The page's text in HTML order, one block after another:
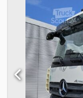
Laderaumlänge:
Laderaumhöhe:
Ladebordwand,
Dcodeztibhspfx
Intarder, Sperre,
Komfortsitz
mm, E-Rad,
Zurrleisten *